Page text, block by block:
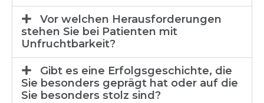
Vor welchen Herausforderungen
stehen Sie bei Patienten mit
Unfruchtbarkeit?
Gibt es eine Erfolgsgeschichte, die
Sie besonders geprägt hat oder auf die
Sie besonders stolz sind?